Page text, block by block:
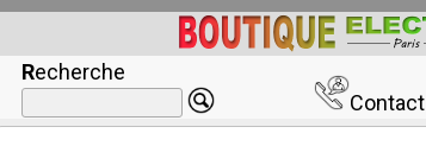
Recherche
Contact